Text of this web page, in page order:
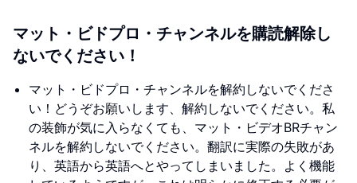
マット・ビドプロ・チャンネルを購読解除し
ないでください！
マット・ビドプロ・チャンネルを解約しないでくださ
い！どうぞお願いします、解約しないでください。私
の装飾が気に入らなくても、マット・ビデオBRチャン
ネルを解約しないでください。翻訳に実際の失敗があ
り、英語から英語へとやってしまいました。よく機能